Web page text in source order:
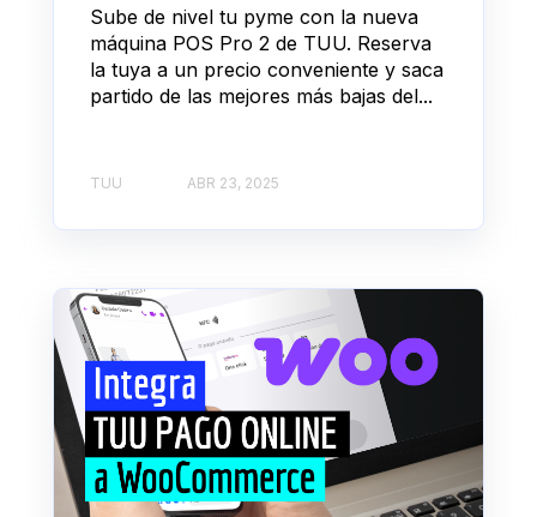
Sube de nivel tu pyme con la nueva
máquina POS Pro 2 de TUU. Reserva
la tuya a un precio conveniente y saca
partido de las mejores más bajas del...
TUU ABR 23, 2025